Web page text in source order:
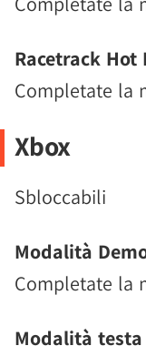
Racetrack Hot
Completate la
Xbox
Sbloccabili
Modalità
Completate la
Modalità